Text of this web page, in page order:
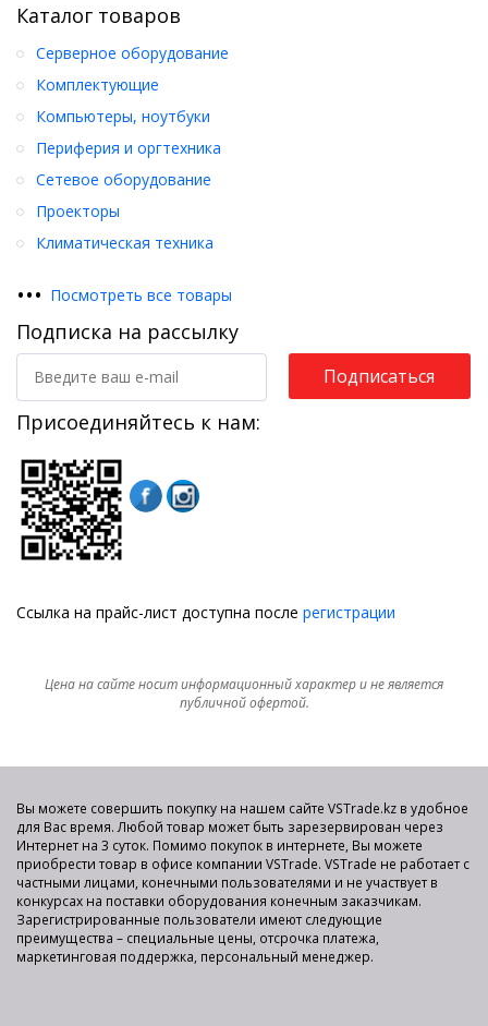
Каталог товаров
Серверное оборудование
Комплектующие
Компьютеры, ноутбуки
Периферия и оргтехника
Сетевое оборудование
Проекторы
Климатическая техника
••• Посмотреть все товары
Подписка на рассылку
Подписаться
Присоединяйтесь к нам:
Ссылка на прайс-лист доступна после регистрации
Цена на сайте носит информационный характер и не является
публичной офертой.
Вы можете совершить покупку на нашем сайте VSTrade.kz в удобное
для Вас время. Любой товар может быть зарезервирован через
Интернет на 3 суток. Помимо покупок в интернете, Вы можете
приобрести товар в офисе компании VSTrade. VSTrade не работает с
частными лицами, конечными пользователями и не участвует в
конкурсах на поставки оборудования конечным заказчикам.
Зарегистрированные пользователи имеют следующие
преимущества – специальные цены, отсрочка платежа,
маркетинговая поддержка, персональный менеджер.